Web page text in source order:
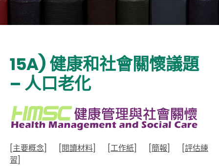
15A) 健康和社會關懷議題
– 人口老化
[主要概念] [閱讀材料] [工作紙] [簡報] [評估練
習]